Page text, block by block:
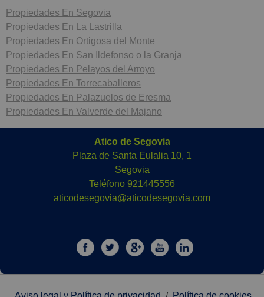
Propiedades En Segovia
Propiedades En La Lastrilla
Propiedades En Ortigosa del Monte
Propiedades En San Ildefonso o la Granja
Propiedades En Pelayos del Arroyo
Propiedades En Torrecaballeros
Propiedades En Palazuelos de Eresma
Propiedades En Valverde del Majano
Atico de Segovia
Plaza de Santa Eulalia 10, 1
Segovia
Teléfono 921445556
aticodesegovia@aticodesegovia.com